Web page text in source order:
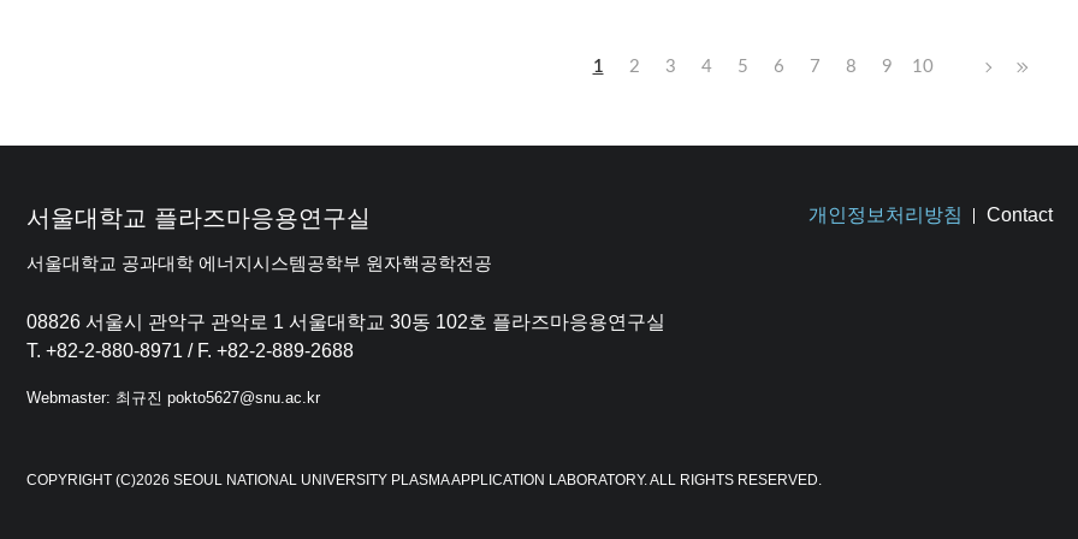
1 2 3 4 5 6 7 8 9 10
서울대학교 플라즈마응용연구실
서울대학교 공과대학 에너지시스템공학부 원자핵공학전공
개인정보처리방침 Contact
08826 서울시 관악구 관악로 1 서울대학교 30동 102호 플라즈마응용연구실
T. +82-2-880-8971 / F. +82-2-889-2688
Webmaster: 최규진 pokto5627@snu.ac.kr
COPYRIGHT (C)2026 SEOUL NATIONAL UNIVERSITY PLASMA APPLICATION LABORATORY. ALL RIGHTS RESERVED.